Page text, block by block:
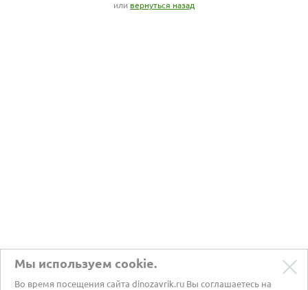
или вернуться назад
Мы используем cookie.
Во время посещения сайта dinozavrik.ru Вы соглашаетесь на